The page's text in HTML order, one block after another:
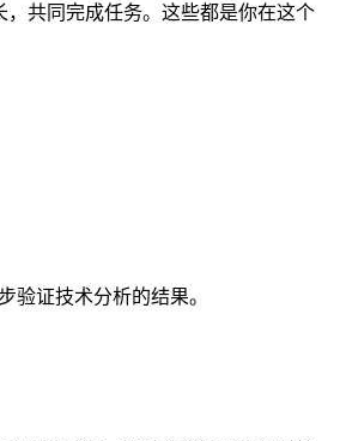
共同完成任务。这些都是你在这个
验证技术分析的结果。